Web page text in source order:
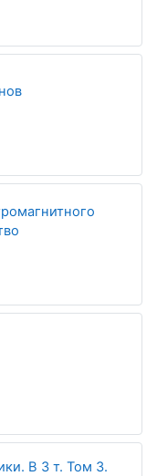
Fichier
В 3 т. Том 3.